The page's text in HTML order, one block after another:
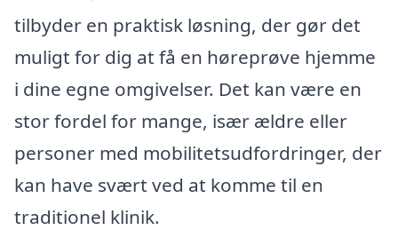
tilbyder en praktisk løsning, der gør det
muligt for dig at få en høreprøve hjemme
i dine egne omgivelser. Det kan være en
stor fordel for mange, især ældre eller
personer med mobilitetsudfordringer, der
kan have svært ved at komme til en
traditionel klinik.